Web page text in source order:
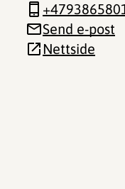
Send e-post
Nettside